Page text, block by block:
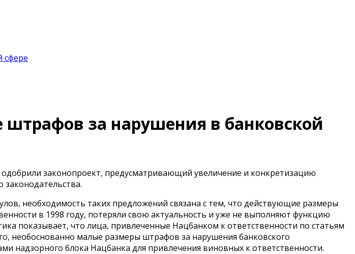
сфере
за нарушения в банковской
законопроект, предусматривающий увеличение и конкретизацию
необходимость таких предложений связана с тем, что действующие размеры
в 1998 году, потеряли свою актуальность и уже не выполняют функцию
показывает, что лица, привлеченные Нацбанком к ответственности по статьям
необоснованно малые размеры штрафов за нарушения банковского
надзорного блока Нацбанка для привлечения виновных к ответственности.